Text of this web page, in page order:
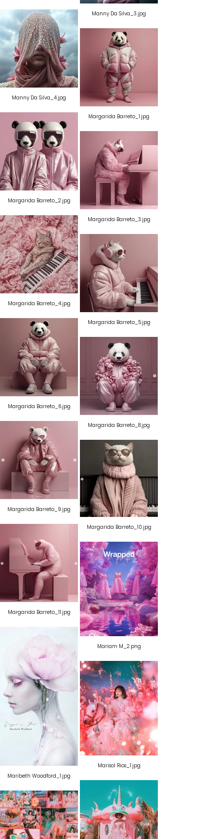
Manny Da Silva_3.jpg
Manny Da Silva_4.jpg
Margarida Barreto_1.jpg
Margarida Barreto_2.jpg
Margarida Barreto_3.jpg
Margarida Barreto_4.jpg
Margarida Barreto_5.jpg
Margarida Barreto_6.jpg
Margarida Barreto_8.jpg
Margarida Barreto_9.jpg
Margarida Barreto_10.jpg
Margarida Barreto_11.jpg
Mariam M_2.png
Maribeth Woodford_1.jpg
Marisol Rios_1.jpg